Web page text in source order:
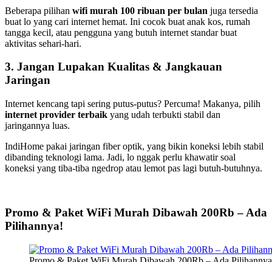
Beberapa pilihan wifi murah 100 ribuan per bulan juga tersedia
buat lo yang cari internet hemat. Ini cocok buat anak kos, rumah
tangga kecil, atau pengguna yang butuh internet standar buat
aktivitas sehari-hari.
3. Jangan Lupakan Kualitas & Jangkauan
Jaringan
Internet kencang tapi sering putus-putus? Percuma! Makanya, pilih
internet provider terbaik yang udah terbukti stabil dan
jaringannya luas.
IndiHome pakai jaringan fiber optik, yang bikin koneksi lebih stabil
dibanding teknologi lama. Jadi, lo nggak perlu khawatir soal
koneksi yang tiba-tiba ngedrop atau lemot pas lagi butuh-butuhnya.
Promo & Paket WiFi Murah Dibawah 200Rb – Ada
Pilihannya!